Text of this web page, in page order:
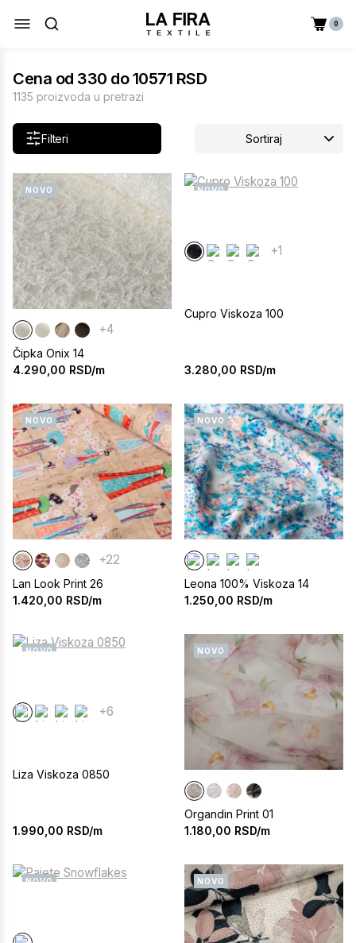
0
Cena od 330 do 10571 RSD
1135 proizvoda u pretrazi
Filteri Sortiraj
NOVO
+4
Čipka Onix 14
4.290,00 RSD/m
NOVO
+1
Cupro Viskoza 100
3.280,00 RSD/m
NOVO
+22
Lan Look Print 26
1.420,00 RSD/m
NOVO
Leona 100% Viskoza 14
1.250,00 RSD/m
NOVO
+6
Liza Viskoza 0850
1.990,00 RSD/m
NOVO
Organdin Print 01
1.180,00 RSD/m
NOVO NOVO